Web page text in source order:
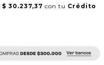
$ 30.237,37 con tu Crédito